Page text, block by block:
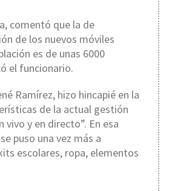
comentó que la de
de los nuevos móviles
es de unas 6000
el funcionario.
Ramírez, hizo hincapié en la
de la actual gestión
y en directo”. En esa
puso una vez más a
escolares, ropa, elementos